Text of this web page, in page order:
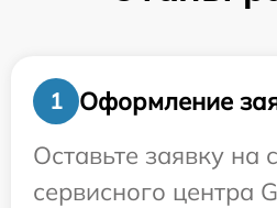
1
Оформление
Оставьте заявку на
сервисного центра